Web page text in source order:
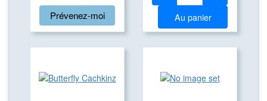
Prévenez-moi Au panier